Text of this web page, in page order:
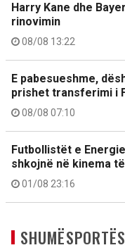
Harry Kane dhe
rinovimin
08/08 13:22
E pabesueshme,
prishet transferimi i
08/08 07:10
Futbollistët e
shkojnë në kinema
01/08 23:16